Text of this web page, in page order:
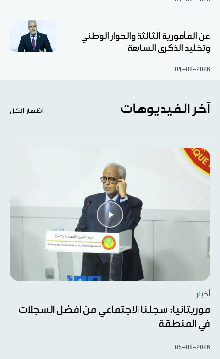
عن المأمورية الثالثة والحوار الوطني
وتخليد الذكرى السابعة
04-08-2026
آخر الفيديوهات اظهار الكل
أخبار
موريتانيا: سجلنا الاجتماعي من أفضل السجلات
في المنطقة
05-08-2026